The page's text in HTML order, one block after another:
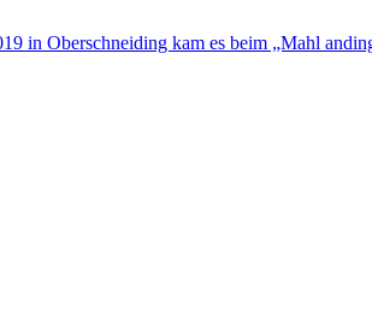
in Oberschneiding kam es beim „Mahl